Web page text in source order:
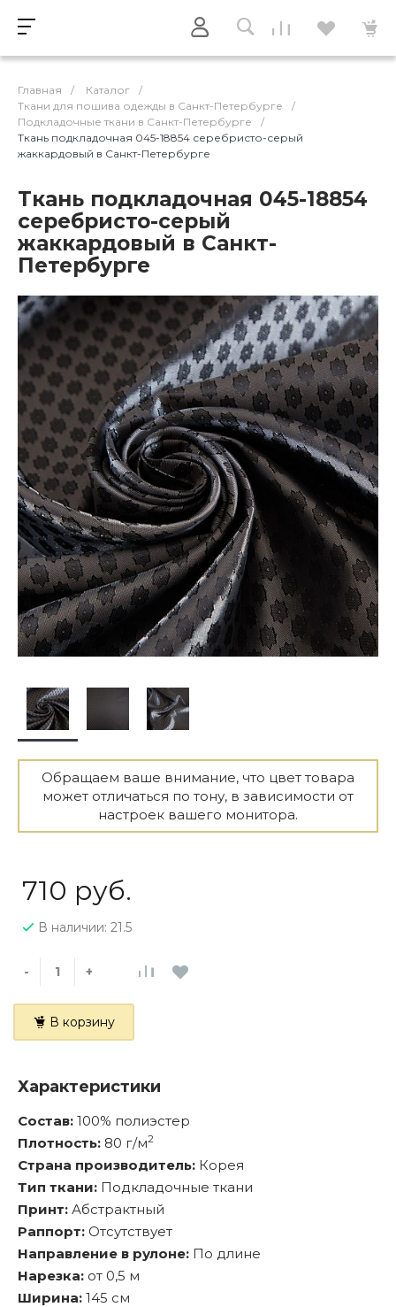
Главная / Каталог
/
Ткани для пошива одежды в Санкт-Петербурге
/
Подкладочные ткани в Санкт-Петербурге
/
Ткань подкладочная 045-18854 серебристо-серый
жаккардовый в Санкт-Петербурге
Ткань подкладочная 045-18854
серебристо-серый
жаккардовый в Санкт-
Петербурге
Обращаем ваше внимание, что цвет товара
может отличаться по тону, в зависимости от
настроек вашего монитора.
710 руб.
В наличии: 21.5
- +
В корзину
Характеристики
Состав: 100% полиэстер
Плотность: 80 г/м2
Страна производитель: Корея
Тип ткани: Подкладочные ткани
Принт: Абстрактный
Раппорт: Отсутствует
Направление в рулоне: По длине
Нарезка: от 0,5 м
Ширина: 145 см